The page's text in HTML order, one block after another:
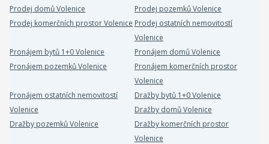
Prodej domů Volenice
Prodej pozemků Volenice
Prodej komerčních prostor Volenice Prodej ostatních nemovitostí
Volenice
Pronájem bytů 1+0 Volenice
Pronájem domů Volenice
Pronájem pozemků Volenice
Pronájem komerčních prostor
Volenice
Pronájem ostatních nemovitostí
Volenice
Dražby bytů 1+0 Volenice
Dražby domů Volenice
Dražby pozemků Volenice
Dražby komerčních prostor
Volenice